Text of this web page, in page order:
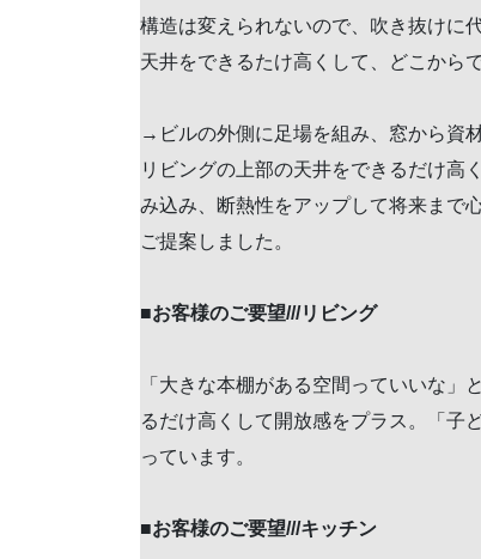
構造は変えられないので、吹き抜けに
天井をできるたけ高くして、どこから
→ビルの外側に足場を組み、窓から資
リビングの上部の天井をできるだけ高
み込み、断熱性をアップして将来まで
ご提案しました。
■お客様のご要望///リビング
「大きな本棚がある空間っていいな
るだけ高くして開放感をプラス。「子
っています。
■お客様のご要望///キッチン